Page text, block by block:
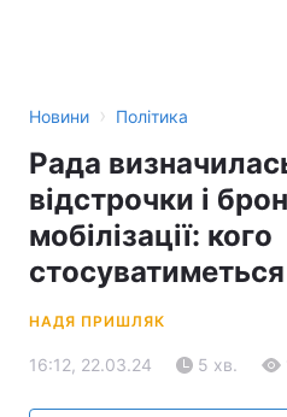
Новини › Політика
Рада
відстрочки і
мобілізації: кого
стосуватиметься
НАДЯ ПРИШЛЯК
16:12, 22.03.24 5 хв.